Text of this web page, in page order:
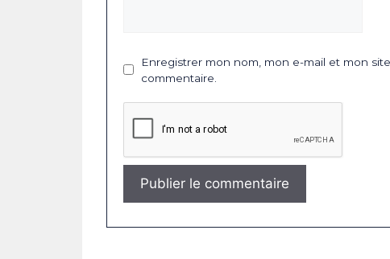
Enregistrer mon nom, mon e-mail et mon
commentaire.